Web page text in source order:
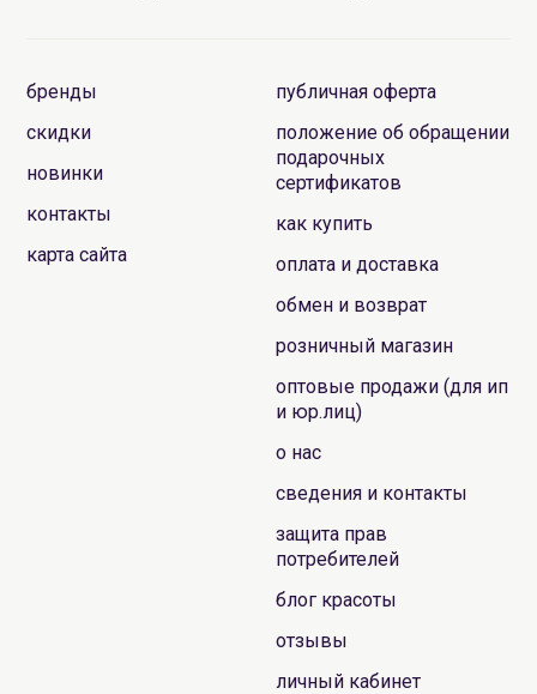
бренды
скидки
новинки
контакты
карта сайта
публичная оферта
положение об обращении
подарочных
сертификатов
как купить
оплата и доставка
обмен и возврат
розничный магазин
оптовые продажи (для ип
и юр.лиц)
о нас
сведения и контакты
защита прав
потребителей
блог красоты
отзывы
личный кабинет